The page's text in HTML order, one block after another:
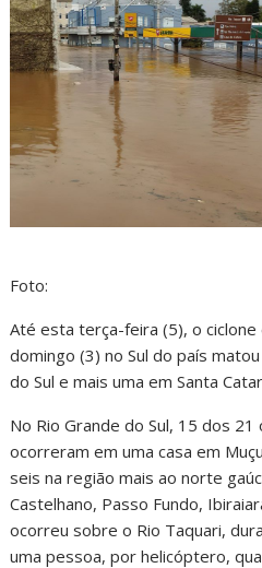
Foto:
Até esta terça-feira (5), o
domingo (3) no Sul do país
do Sul e mais uma em Santa
No Rio Grande do Sul, 15 dos
ocorreram em uma casa em
seis na região mais ao norte
Castelhano, Passo Fundo,
ocorreu sobre o Rio Taquari,
uma pessoa, por helicóptero,